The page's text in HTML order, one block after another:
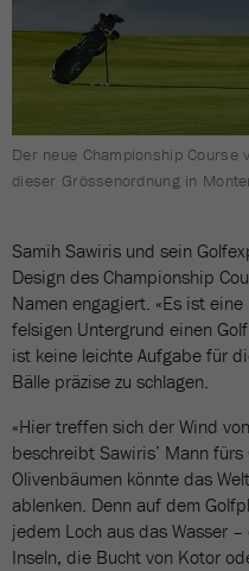
Der neue Championship
dieser Grössenordnung in
Samih Sawiris und sein
Design des Championship
Namen engagiert. «Es ist
felsigen Untergrund einen
ist keine leichte Aufgabe für
Bälle präzise zu schlagen.
«Hier treffen sich der Wind
beschreibt Sawiris’ Mann
Olivenbäumen könnte das
ablenken. Denn auf dem
jedem Loch aus das Wasser
Inseln, die Bucht von Kotor